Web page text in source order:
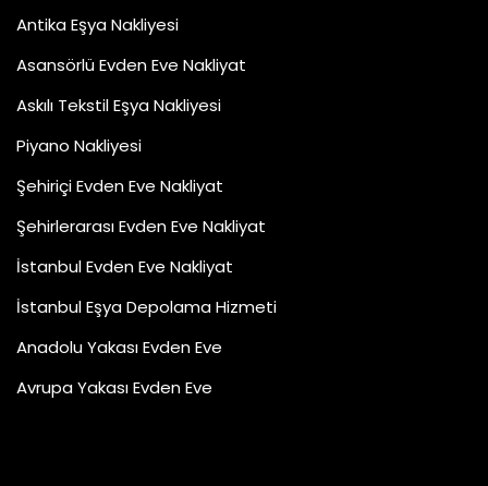
Antika Eşya Nakliyesi
Asansörlü Evden Eve Nakliyat
Askılı Tekstil Eşya Nakliyesi
Piyano Nakliyesi
Şehiriçi Evden Eve Nakliyat
Şehirlerarası Evden Eve Nakliyat
İstanbul Evden Eve Nakliyat
İstanbul Eşya Depolama Hizmeti
Anadolu Yakası Evden Eve
Avrupa Yakası Evden Eve